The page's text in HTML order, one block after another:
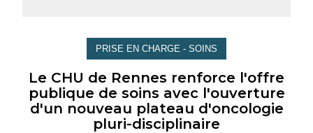
PRISE EN CHARGE - SOINS
Le CHU de Rennes renforce l'offre
publique de soins avec l'ouverture
d'un nouveau plateau d'oncologie
pluri-disciplinaire